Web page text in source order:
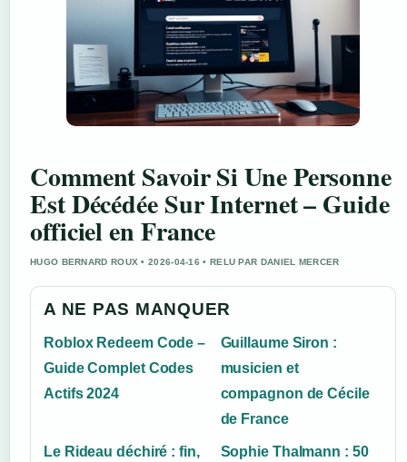
Comment Savoir Si Une Personne
Est Décédée Sur Internet – Guide
officiel en France
HUGO BERNARD ROUX • 2026-04-16 • RELU PAR DANIEL MERCER
A NE PAS MANQUER
Roblox Redeem Code –
Guide Complet Codes
Actifs 2024
Guillaume Siron :
musicien et
compagnon de Cécile
de France
Le Rideau déchiré : fin,
Sophie Thalmann : 50